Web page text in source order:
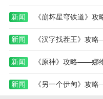
新闻 《崩坏星穹铁道》
新闻 《汉字找茬王》攻
新闻 《原神》攻略——娜
新闻 《另一个伊甸》攻